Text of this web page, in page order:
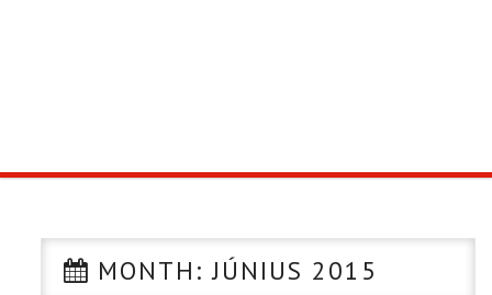
CIKK MONTH:JÚNIUS 2015